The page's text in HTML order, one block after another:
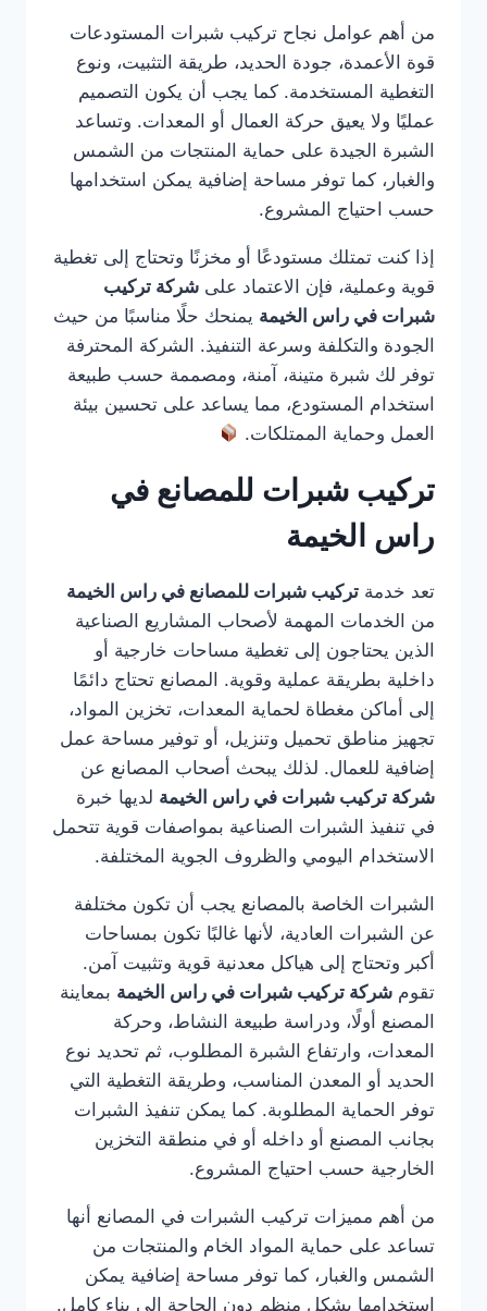
من أهم عوامل نجاح تركيب شبرات المستودعات
قوة الأعمدة، جودة الحديد، طريقة التثبيت، ونوع
التغطية المستخدمة. كما يجب أن يكون التصميم
عمليًا ولا يعيق حركة العمال أو المعدات. وتساعد
الشبرة الجيدة على حماية المنتجات من الشمس
والغبار، كما توفر مساحة إضافية يمكن استخدامها
حسب احتياج المشروع.
إذا كنت تمتلك مستودعًا أو مخزنًا وتحتاج إلى تغطية
قوية وعملية، فإن الاعتماد على شركة تركيب
شبرات في راس الخيمة يمنحك حلًا مناسبًا من حيث
الجودة والتكلفة وسرعة التنفيذ. الشركة المحترفة
توفر لك شبرة متينة، آمنة، ومصممة حسب طبيعة
استخدام المستودع، مما يساعد على تحسين بيئة
العمل وحماية الممتلكات.
تركيب شبرات للمصانع في
راس الخيمة
تعد خدمة تركيب شبرات للمصانع في راس الخيمة
من الخدمات المهمة لأصحاب المشاريع الصناعية
الذين يحتاجون إلى تغطية مساحات خارجية أو
داخلية بطريقة عملية وقوية. المصانع تحتاج دائمًا
إلى أماكن مغطاة لحماية المعدات، تخزين المواد،
تجهيز مناطق تحميل وتنزيل، أو توفير مساحة عمل
إضافية للعمال. لذلك يبحث أصحاب المصانع عن
شركة تركيب شبرات في راس الخيمة لديها خبرة
في تنفيذ الشبرات الصناعية بمواصفات قوية تتحمل
الاستخدام اليومي والظروف الجوية المختلفة.
الشبرات الخاصة بالمصانع يجب أن تكون مختلفة
عن الشبرات العادية، لأنها غالبًا تكون بمساحات
أكبر وتحتاج إلى هياكل معدنية قوية وتثبيت آمن.
تقوم شركة تركيب شبرات في راس الخيمة بمعاينة
المصنع أولًا، ودراسة طبيعة النشاط، وحركة
المعدات، وارتفاع الشبرة المطلوب، ثم تحديد نوع
الحديد أو المعدن المناسب، وطريقة التغطية التي
توفر الحماية المطلوبة. كما يمكن تنفيذ الشبرات
بجانب المصنع أو داخله أو في منطقة التخزين
الخارجية حسب احتياج المشروع.
من أهم مميزات تركيب الشبرات في المصانع أنها
تساعد على حماية المواد الخام والمنتجات من
الشمس والغبار، كما توفر مساحة إضافية يمكن
استخدامها بشكل منظم دون الحاجة إلى بناء كامل.